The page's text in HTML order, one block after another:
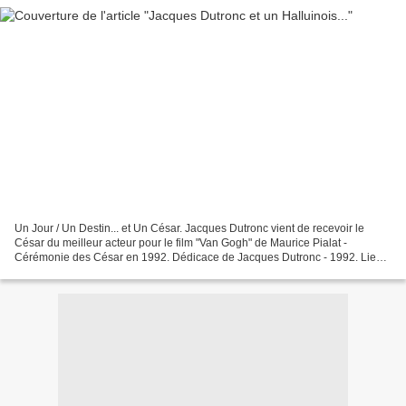
Un Jour / Un Destin... et Un César. Jacques Dutronc vient de recevoir le
César du meilleur acteur pour le film "Van Gogh" de Maurice Pialat -
Cérémonie des César en 1992. Dédicace de Jacques Dutronc - 1992. Lien :